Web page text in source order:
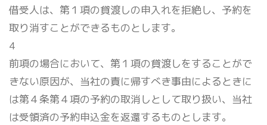
借受人は、第１項の貸渡しの申入れを拒絶し、予約を
取り消すことができるものとします。
4
前項の場合において、第１項の貸渡しをすることがで
きない原因が、当社の責に帰すべき事由によるときに
は第４条第４項の予約の取消しとして取り扱い、当社
は受領済の予約申込金を返還するものとします。